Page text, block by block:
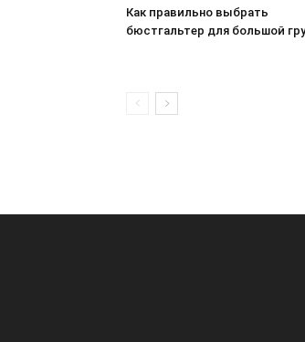
Как правильно выбрать
бюстгальтер для большой